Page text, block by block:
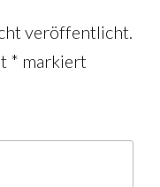
veröffentlicht.
* markiert